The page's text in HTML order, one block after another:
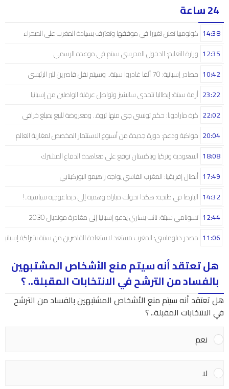
24 ساعة
كولومبيا تعلن تغييرا في موقفها وتعترف بسيادة المغرب على الصحراء 14:38
وزارة التعليم: الدخول المدرسي سیتم في موعده الرسمي 12:35
مصادر إسبانية: 70 ألفا غادروا سبتة.. وسيتم نقل قاصرين للبر الرئيسي 10:42
أزمة سبتة: إيطاليا تتحدى سانشيز وتواصل عرقلة الواصلين من إسبانيا 23:22
كرة مارادونا: حكم تونسي جنى منها ثروة.. ومعروضة للبيع بمبلغ خرافي 22:02
مواكبة ودعم: دورة جديدة من أسبوع الاستثمار المخصص لمغاربة العالم 20:04
السعودية وتركيا وباكستان توقع على معاهدة الدفاع المشترك 18:08
أبطال إفريقيا: المغرب الفاسي يواجه راهيمو البوركينابي 17:49
البارصا في طنجة: هكذا تحولت مباراة وهمية إلى ديماغوجية سياسية..! 14:32
تسونامي سبتة: نائب يساري يدعو إسبانيا إلى مغادرة مونديال 2030 12:44
مصدر دبلوماسي: المغرب مستعد لاستعادة القاصرين من سبتة بشراكة إسبانية 11:06
هل تعتقد أنه سيتم منع الأشخاص المشتبهين
بالفساد من الترشح في الانتخابات المقبلة.. ؟
هل تعتقد أنه سيتم منع الأشخاص المشتبهين بالفساد من الترشح
في الانتخابات المقبلة.. ؟
نعم
لا